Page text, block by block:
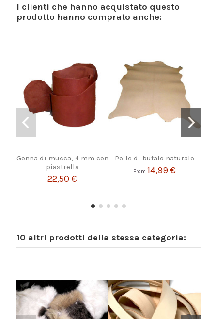
I clienti che hanno acquistato questo
prodotto hanno comprato anche:
Gonna di mucca, 4 mm con
piastrella
22,50 €
Pelle di bufalo naturale
From 14,99 €
10 altri prodotti della stessa categoria: